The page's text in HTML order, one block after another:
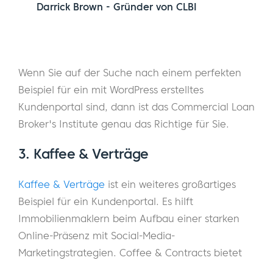
Darrick Brown - Gründer von CLBI
Wenn Sie auf der Suche nach einem perfekten
Beispiel für ein mit WordPress erstelltes
Kundenportal sind, dann ist das Commercial Loan
Broker's Institute genau das Richtige für Sie.
3. Kaffee & Verträge
Kaffee & Verträge ist ein weiteres großartiges
Beispiel für ein Kundenportal. Es hilft
Immobilienmaklern beim Aufbau einer starken
Online-Präsenz mit Social-Media-
Marketingstrategien. Coffee & Contracts bietet